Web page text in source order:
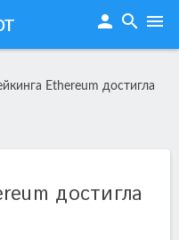
person search menu
Ethereum достигла
достигла